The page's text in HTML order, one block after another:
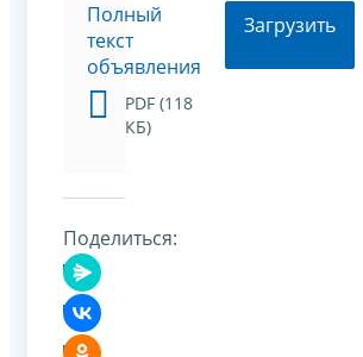
Полный
текст
объявления
PDF (118
КБ)
Загрузить
Поделиться: